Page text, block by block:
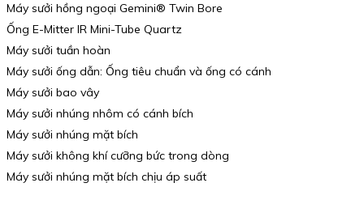
Máy sưởi hồng ngoại Gemini® Twin Bore
Ống E-Mitter IR Mini-Tube Quartz
Máy sưởi tuần hoàn
Máy sưởi ống dẫn: Ống tiêu chuẩn và ống có cánh
Máy sưởi bao vây
Máy sưởi nhúng nhôm có cánh bích
Máy sưởi nhúng mặt bích
Máy sưởi không khí cưỡng bức trong dòng
Máy sưởi nhúng mặt bích chịu áp suất